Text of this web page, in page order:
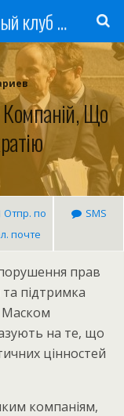
Калина Клуб - официальный клуб ЛАДА
Що
Отпр. по
почте
SMS
прав
підтримка
Маском
на те, що
цінностей
компаніям,